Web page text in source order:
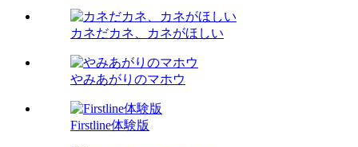
カネだカネ、カネがほしい
やみあがりのマホウ
Firstline体験版